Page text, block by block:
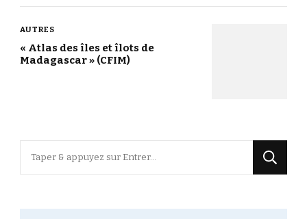
AUTRES
« Atlas des îles et îlots de
Madagascar » (CFIM)